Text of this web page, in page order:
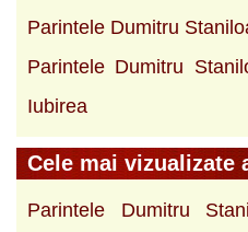
Parintele Dumitru
Parintele Dumitru
Iubirea
Cele mai vizualizate
Parintele Dumitru